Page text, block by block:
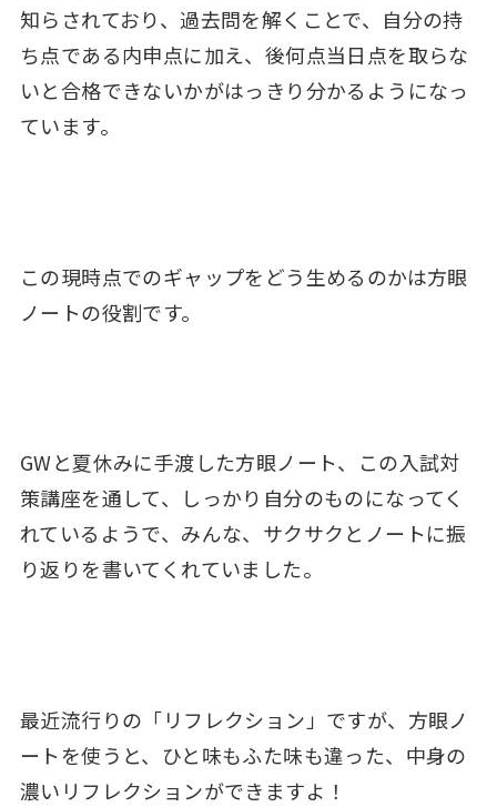
知らされており、過去問を解くことで、自分の持
ち点である内申点に加え、後何点当日点を取らな
いと合格できないかがはっきり分かるようになっ
ています。
この現時点でのギャップをどう生めるのかは方眼
ノートの役割です。
GWと夏休みに手渡した方眼ノート、この入試対
策講座を通して、しっかり自分のものになってく
れているようで、みんな、サクサクとノートに振
り返りを書いてくれていました。
最近流行りの「リフレクション」ですが、方眼ノ
ートを使うと、ひと味もふた味も違った、中身の
濃いリフレクションができますよ！